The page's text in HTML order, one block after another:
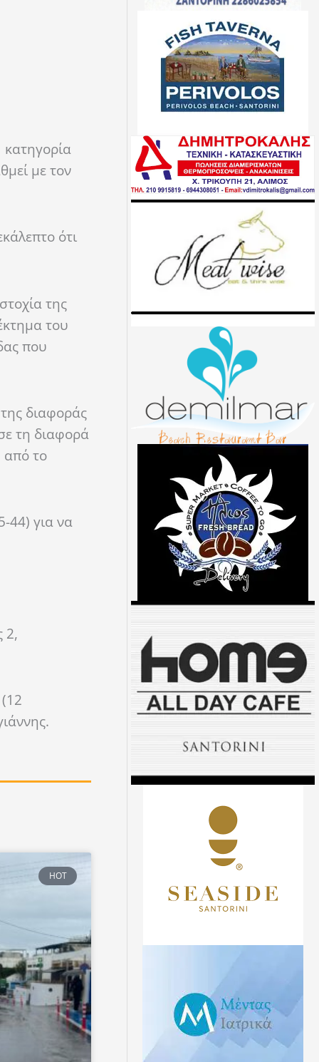
κατηγορία
με τον
ότι
της
του
που
διαφοράς
τη διαφορά
από το
44) για να
2,
HOT